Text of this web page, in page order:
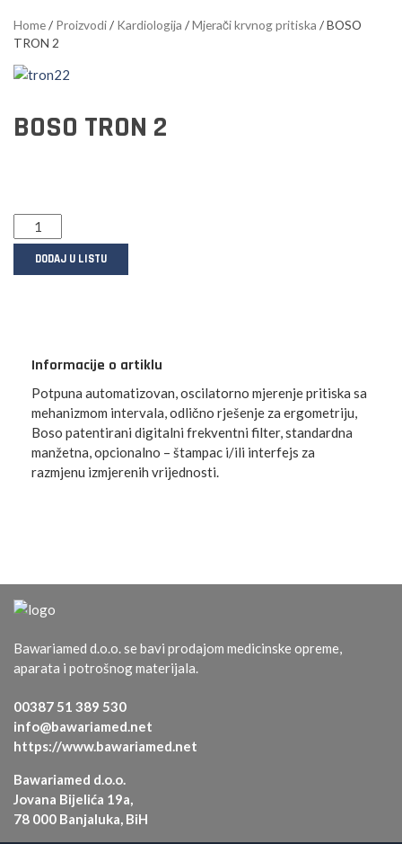
Home/ Proizvodi/ Kardiologija /Mjerači krvnog pritiska / BOSO
TRON 2
BOSO TRON 2
DODAJ U LISTU
Informacije o artiklu
Potpuna automatizovan, oscilatorno mjerenje pritiska sa
mehanizmom intervala, odlično rješenje za ergometriju,
Boso patentirani digitalni frekventni filter, standardna
manžetna, opcionalno – štampac i/ili interfejs za
razmjenu izmjerenih vrijednosti.
Bawariamed d.o.o. se bavi prodajom medicinske opreme,
aparata i potrošnog materijala.
00387 51 389 530
info@bawariamed.net
https://www.bawariamed.net
Bawariamed d.o.o.
Jovana Bijelića 19a,
78 000 Banjaluka, BiH